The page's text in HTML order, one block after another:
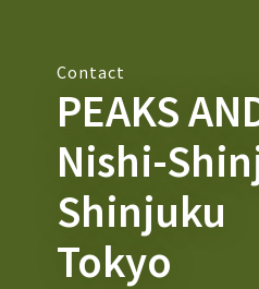
Contact
PEAKS
Nishi-
Shinjuku
Tokyo